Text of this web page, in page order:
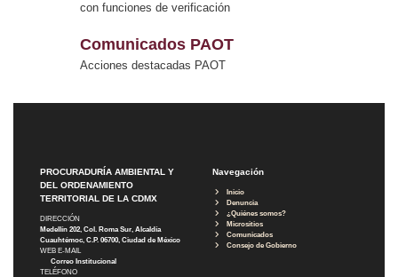
con funciones de verificación
Comunicados PAOT
Acciones destacadas PAOT
PROCURADURÍA AMBIENTAL Y
DEL ORDENAMIENTO
TERRITORIAL DE LA CDMX
DIRECCIÓN
Medellín 202, Col. Roma Sur, Alcaldía
Cuauhtémoc, C.P. 06700, Ciudad de México
WEB E-MAIL
Correo Institucional
TELÉFONO
Navegación
Inicio
Denuncia
¿Quiénes somos?
Micrositios
Comunicados
Consejo de Gobierno